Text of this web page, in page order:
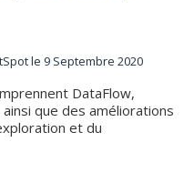
le 9 Septembre 2020
DataFlow,
que des améliorations
et du